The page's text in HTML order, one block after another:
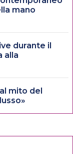
mano
durante il
alla
mito del